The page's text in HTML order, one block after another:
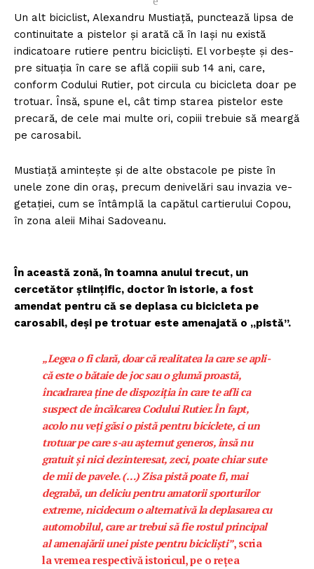
Un alt biciclist, Alexandru Mustiață, punctează lipsa de
continuitate a pistelor și arată că în Iași nu există
indicatoare rutiere pentru bicicliști. El vorbește și des­
pre situația în care se află copiii sub 14 ani, care,
conform Codului Rutier, pot circula cu bicicleta doar pe
trotuar. Însă, spune el, cât timp starea pistelor este
precară, de cele mai multe ori, copiii trebuie să meargă
pe carosabil.
Mustiață amintește și de alte obstacole pe piste în
une­le zone din oraș, precum denivelări sau invazia ve­
getației, cum se întâmplă la ca­pă­tul cartierului Copou,
în zona aleii Mi­hai Sadoveanu.
În această zonă, în toamna anului trecut, un
cercetător științific, doctor în istorie, a fost
amendat pentru că se deplasa cu bicicleta pe
carosabil, deşi pe trotuar este amenajată o „pistă”.
„Legea o fi clară, doar că realitatea la care se apli­
că este o bătaie de joc sau o glumă proas­tă,
încadrarea ține de dispoziția în care te afli ca
suspect de încălcarea Codului Rutier. În fapt,
acolo nu veți găsi o pistă pentru biciclete, ci un
trotuar pe care s-au așternut generos, însă nu
gratuit și nici dezinteresat, zeci, poate chiar sute
de mii de pavele. (…) Zisa pistă poate fi, mai
degrabă, un deliciu pentru amatorii sporturilor
extreme, nicidecum o alternativă la deplasarea cu
automobilul, care ar trebui să fie rostul principal
al amenajării unei piste pentru bicicliști”, scria
la vremea respectivă istoricul, pe o reţea